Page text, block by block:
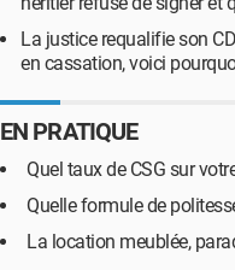
La justice requalifie son
en cassation, voici
EN PRATIQUE
Quel taux de CSG sur
Quelle formule de
La location meublée,